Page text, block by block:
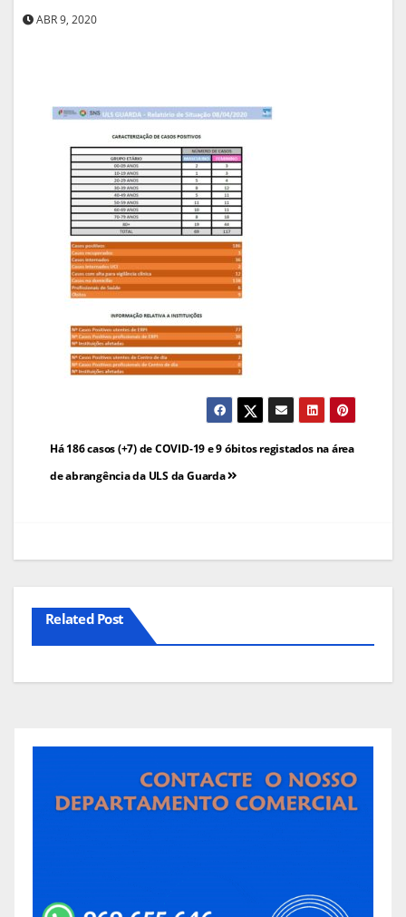
ABR 9, 2020
Navegação
de
Há 186 casos (+7) de COVID-19 e 9 óbitos registados na área
de abrangência da ULS da Guarda
Related Post